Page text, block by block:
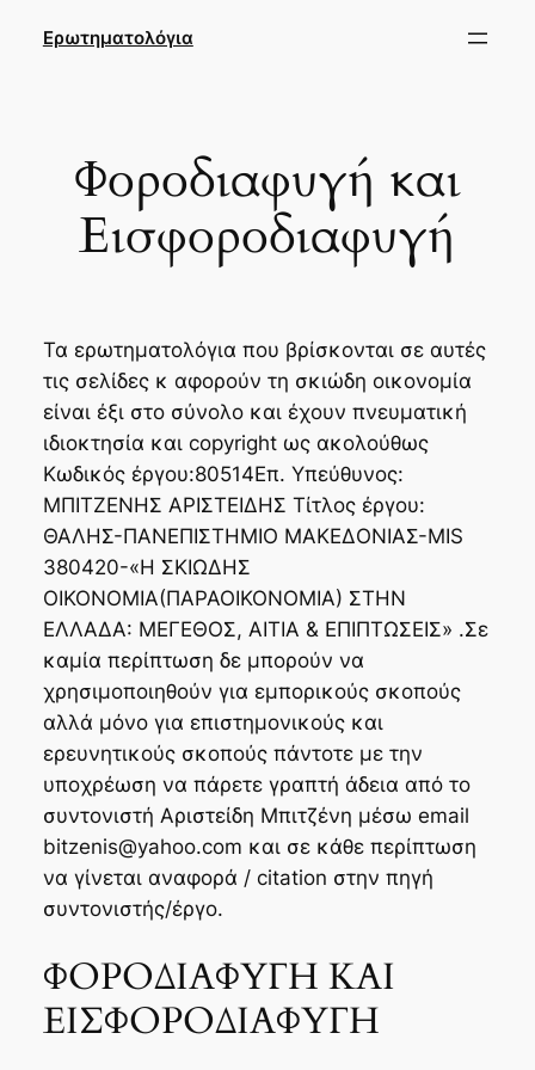
Ερωτηματολόγια
Φοροδιαφυγή και
Εισφοροδιαφυγή
Τα ερωτηματολόγια που βρίσκονται σε αυτές
τις σελίδες κ αφορούν τη σκιώδη οικονομία
είναι έξι στο σύνολο και έχουν πνευματική
ιδιοκτησία και copyright ως ακολούθως
Κωδικός έργου:80514Επ. Υπεύθυνος:
ΜΠΙΤΖΕΝΗΣ ΑΡΙΣΤΕΙΔΗΣ Τίτλος έργου:
ΘΑΛΗΣ-ΠΑΝΕΠΙΣΤΗΜΙΟ ΜΑΚΕΔΟΝΙΑΣ-MIS
380420-«Η ΣΚΙΩΔΗΣ
ΟΙΚΟΝΟΜΙΑ(ΠΑΡΑΟΙΚΟΝΟΜΙΑ) ΣΤΗΝ
ΕΛΛΑΔΑ: ΜΕΓΕΘΟΣ, ΑΙΤΙΑ & ΕΠΙΠΤΩΣΕΙΣ» .Σε
καμία περίπτωση δε μπορούν να
χρησιμοποιηθούν για εμπορικούς σκοπούς
αλλά μόνο για επιστημονικούς και
ερευνητικούς σκοπούς πάντοτε με την
υποχρέωση να πάρετε γραπτή άδεια από το
συντονιστή Αριστείδη Μπιτζένη μέσω email
bitzenis@yahoo.com και σε κάθε περίπτωση
να γίνεται αναφορά / citation στην πηγή
συντονιστής/έργο.
ΦΟΡΟΔΙΑΦΥΓΗ ΚΑΙ
ΕΙΣΦΟΡΟΔΙΑΦΥΓΗ